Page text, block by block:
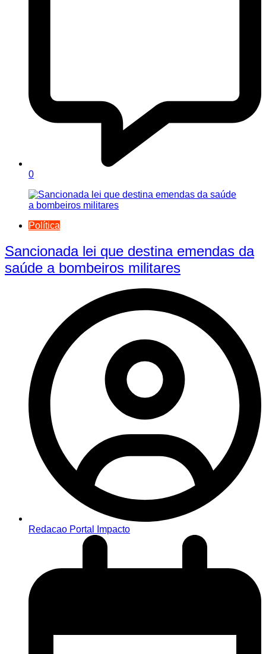
0
Política
Sancionada lei que destina emendas da
saúde a bombeiros militares
Redacao Portal Impacto